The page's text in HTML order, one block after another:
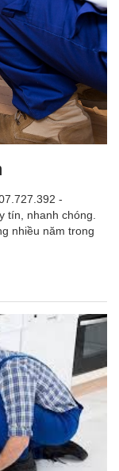
-
nhanh chóng.
nhiều năm trong